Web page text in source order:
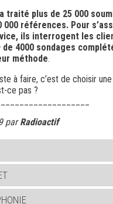
traité plus de 25 000
000 références. Pour
ils interrogent les
4000 sondages
méthode.
à faire, c’est de choisir
ce pas ?
parRadioactif